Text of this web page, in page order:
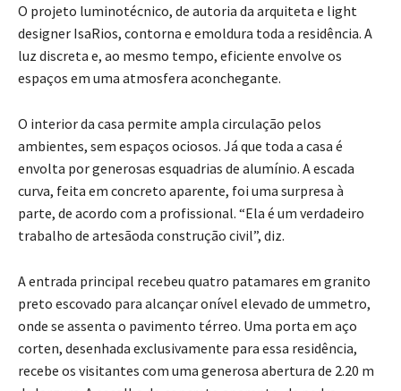
O projeto luminotécnico, de autoria da arquiteta e light
designer IsaRios, contorna e emoldura toda a residência. A
luz discreta e, ao mesmo tempo, eficiente envolve os
espaços em uma atmosfera aconchegante.
O interior da casa permite ampla circulação pelos
ambientes, sem espaços ociosos. Já que toda a casa é
envolta por generosas esquadrias de alumínio. A escada
curva, feita em concreto aparente, foi uma surpresa à
parte, de acordo com a profissional. “Ela é um verdadeiro
trabalho de artesãoda construção civil”, diz.
A entrada principal recebeu quatro patamares em granito
preto escovado para alcançar onível elevado de ummetro,
onde se assenta o pavimento térreo. Uma porta em aço
corten, desenhada exclusivamente para essa residência,
recebe os visitantes com uma generosa abertura de 2.20 m